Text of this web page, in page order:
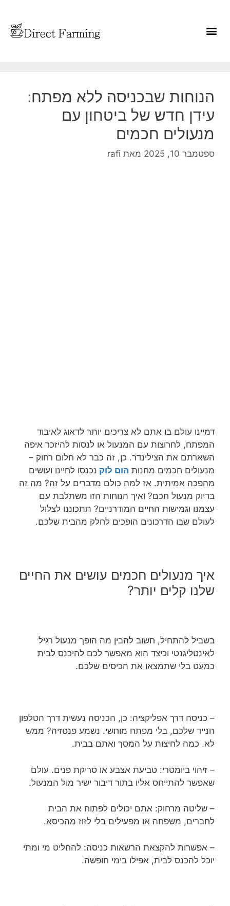
הנוחות שבכניסה ללא מפתח:
עידן חדש של ביטחון עם
מנעולים חכמים
ספטמבר 10, 2025 מאת rafi
דמיינו עולם בו אתם לא צריכים יותר לדאוג לאיבוד
המפתח, לחרוצות עם המנעול או לנסות להיזכר איפה
השארתם את הצילינדר. כן, זה כבר לא חלום רחוק –
מנעולים חכמים מחנות הום לוק נכנסו לחיינו ועושים
מהפכה אמיתית. אז למה כולם מדברים על זה? מה זה
בדיוק מנעול חכם? ואיך הנוחות הזו משתלבת עם
עצמנו וגמישות החיים המודרניים? תתכוננו לצלול
לעולם שבו הדרכונים הופכים לחלק מהבית שלכם.
איך מנעולים חכמים עושים את החיים
שלנו קלים יותר?
בשביל להתחיל, חשוב להבין מה הופך מנעול רגיל
לאינטליגנטי וכיצד הוא מאפשר לכם להיכנס לבית
כמעט בלי שתמצאו את הכיסים שלכם.
– כניסה דרך אפליקציה: כן, הכניסה נעשית דרך הטלפון
הנייד שלכם, בלי מפתח מוחשי. נשמע פנטזיה? ממש
לא. כמה לחיצות על המסך ואתם בבית.
– זיהוי ביומטרי: טביעת אצבע או סריקת פנים. עולם
שאפשר להתייחס אליו בתור דיבור ישיר מול המנעול.
– שליטה מרחוק: אתם יכולים לפתוח את הבית
לחברים, משפחה או מפעילים בלי לזוז מהכיסא.
– אפשרות להקצאת הרשאות כניסה: להחליט מי ומתי
יוכל להכנס לבית, אפילו בימי חופשה.